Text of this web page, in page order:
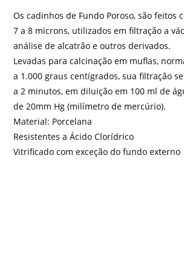
Os cadinhos de Fundo Poroso, são feitos
7 a 8 microns, utilizados em filtração a
análise de alcatrão e outros derivados.
Levadas para calcinação em muflas,
a 1.000 graus centígrados, sua filtração
a 2 minutos, em diluição em 100 ml de
de 20mm Hg (milímetro de mercúrio).
Material: Porcelana
Resistentes a Ácido Clorídrico
Vitrificado com exceção do fundo externo